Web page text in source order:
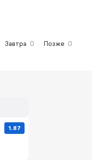
Завтра 0 Позже 0
1.87